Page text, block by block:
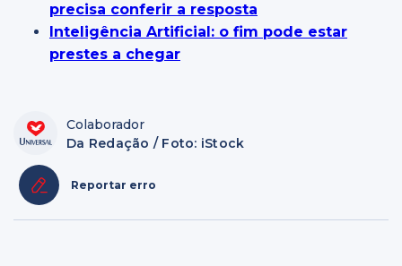
precisa conferir a resposta
Inteligência Artificial: o fim pode estar
prestes a chegar
Colaborador
Da Redação / Foto: iStock
Reportar erro